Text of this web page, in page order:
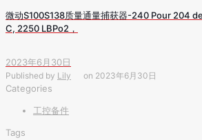
微动S100S138质量通量捕获器-240 Pour 204
C, 2250 LBPo2，
2023年6月30日
Published by Lily on 2023年6月30日
Categories
工控备件
Tags